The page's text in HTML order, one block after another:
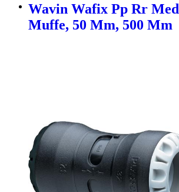
Wavin Wafix Pp Rr Med
Muffe, 50 Mm, 500 Mm